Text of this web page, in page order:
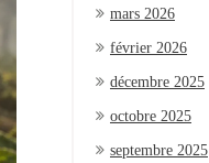
mars 2026
février 2026
décembre 2025
octobre 2025
septembre 2025